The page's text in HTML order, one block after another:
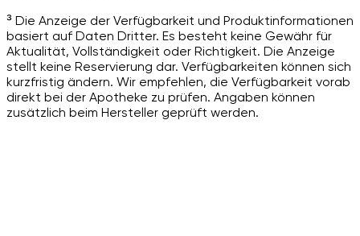
³ Die Anzeige der Verfügbarkeit und Produktinformationen
basiert auf Daten Dritter. Es besteht keine Gewähr für
Aktualität, Vollständigkeit oder Richtigkeit. Die Anzeige
stellt keine Reservierung dar. Verfügbarkeiten können sich
kurzfristig ändern. Wir empfehlen, die Verfügbarkeit vorab
direkt bei der Apotheke zu prüfen. Angaben können
zusätzlich beim Hersteller geprüft werden.